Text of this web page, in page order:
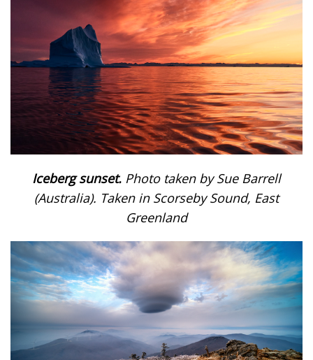
Iceberg sunset. Photo taken by Sue Barrell
(Australia). Taken in Scorseby Sound, East
Greenland